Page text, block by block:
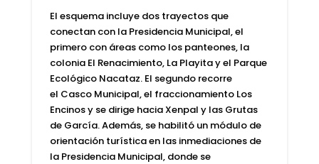
El esquema incluye dos trayectos que
conectan con la Presidencia Municipal, el
primero con áreas como lospanteones, la
colonia El Renacimiento, La Playita y el Parque
Ecológico Nacataz. El segundo recorre
el Casco Municipal, el fraccionamiento Los
Encinos y se dirige hacia Xenpal y las Grutas
de García.Además, se habilitó un módulo de
orientación turística en las inmediaciones de
la Presidencia Municipal,donde se